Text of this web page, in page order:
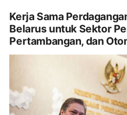
Kerja Sama
Belarus untuk Sektor
Pertambangan, dan